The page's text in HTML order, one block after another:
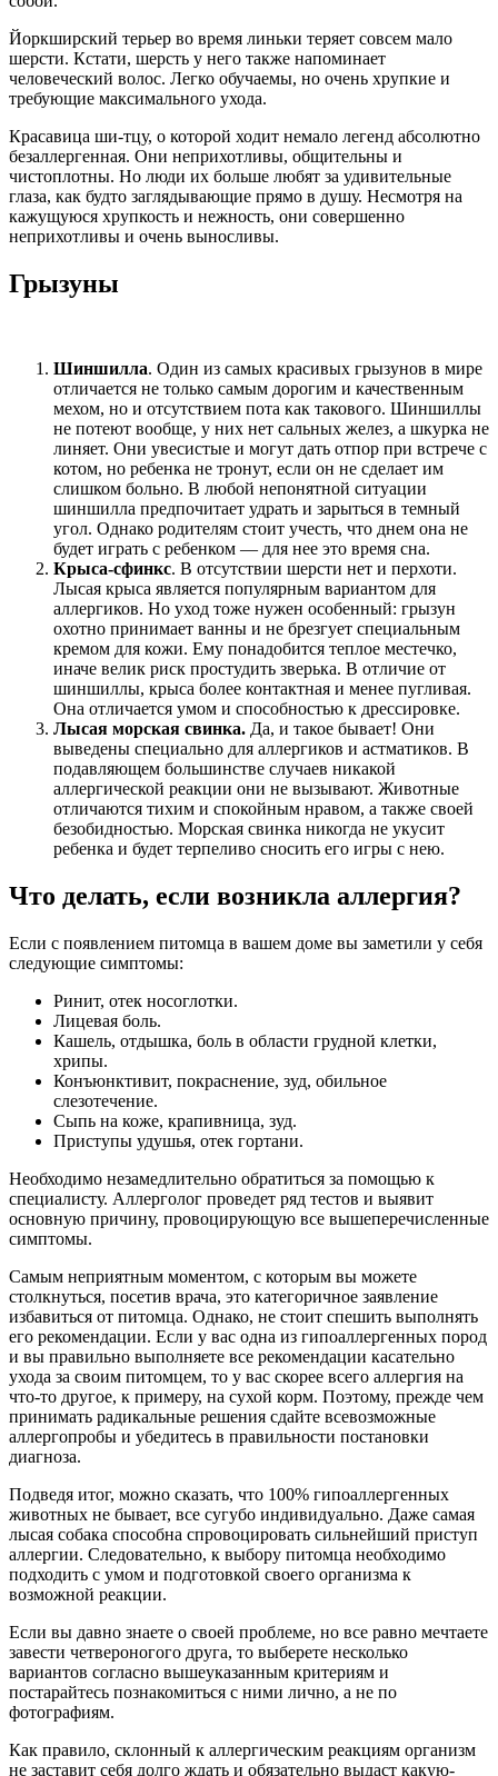
Йоркширский терьер во время линьки теряет совсем мало
шерсти. Кстати, шерсть у него также напоминает
человеческий волос. Легко обучаемы, но очень хрупкие и
требующие максимального ухода.
Красавица ши-тцу, о которой ходит немало легенд абсолютно
безаллергенная. Они неприхотливы, общительны и
чистоплотны. Но люди их больше любят за удивительные
глаза, как будто заглядывающие прямо в душу. Несмотря на
кажущуюся хрупкость и нежность, они совершенно
неприхотливы и очень выносливы.
Грызуны
Шиншилла. Один из самых красивых грызунов в мире
отличается не только самым дорогим и качественным
мехом, но и отсутствием пота как такового. Шиншиллы
не потеют вообще, у них нет сальных желез, а шкурка не
линяет. Они увесистые и могут дать отпор при встрече с
котом, но ребенка не тронут, если он не сделает им
слишком больно. В любой непонятной ситуации
шиншилла предпочитает удрать и зарыться в темный
угол. Однако родителям стоит учесть, что днем она не
будет играть с ребенком — для нее это время сна.
Крыса-сфинкс. В отсутствии шерсти нет и перхоти.
Лысая крыса является популярным вариантом для
аллергиков. Но уход тоже нужен особенный: грызун
охотно принимает ванны и не брезгует специальным
кремом для кожи. Ему понадобится теплое местечко,
иначе велик риск простудить зверька. В отличие от
шиншиллы, крыса более контактная и менее пугливая.
Она отличается умом и способностью к дрессировке.
Лысая морская свинка. Да, и такое бывает! Они
выведены специально для аллергиков и астматиков. В
подавляющем большинстве случаев никакой
аллергической реакции они не вызывают. Животные
отличаются тихим и спокойным нравом, а также своей
безобидностью. Морская свинка никогда не укусит
ребенка и будет терпеливо сносить его игры с нею.
Что делать, если возникла аллергия?
Если с появлением питомца в вашем доме вы заметили у себя
следующие симптомы:
Ринит, отек носоглотки.
Лицевая боль.
Кашель, отдышка, боль в области грудной клетки,
хрипы.
Конъюнктивит, покраснение, зуд, обильное
слезотечение.
Сыпь на коже, крапивница, зуд.
Приступы удушья, отек гортани.
Необходимо незамедлительно обратиться за помощью к
специалисту. Аллерголог проведет ряд тестов и выявит
основную причину, провоцирующую все вышеперечисленные
симптомы.
Самым неприятным моментом, с которым вы можете
столкнуться, посетив врача, это категоричное заявление
избавиться от питомца. Однако, не стоит спешить выполнять
его рекомендации. Если у вас одна из гипоаллергенных пород
и вы правильно выполняете все рекомендации касательно
ухода за своим питомцем, то у вас скорее всего аллергия на
что-то другое, к примеру, на сухой корм. Поэтому, прежде чем
принимать радикальные решения сдайте всевозможные
аллергопробы и убедитесь в правильности постановки
диагноза.
Подведя итог, можно сказать, что 100% гипоаллергенных
животных не бывает, все сугубо индивидуально. Даже самая
лысая собака способна спровоцировать сильнейший приступ
аллергии. Следовательно, к выбору питомца необходимо
подходить с умом и подготовкой своего организма к
возможной реакции.
Если вы давно знаете о своей проблеме, но все равно мечтаете
завести четвероногого друга, то выберете несколько
вариантов согласно вышеуказанным критериям и
постарайтесь познакомиться с ними лично, а не по
фотографиям.
Как правило, склонный к аллергическим реакциям организм
не заставит себя долго ждать и обязательно выдаст какую-